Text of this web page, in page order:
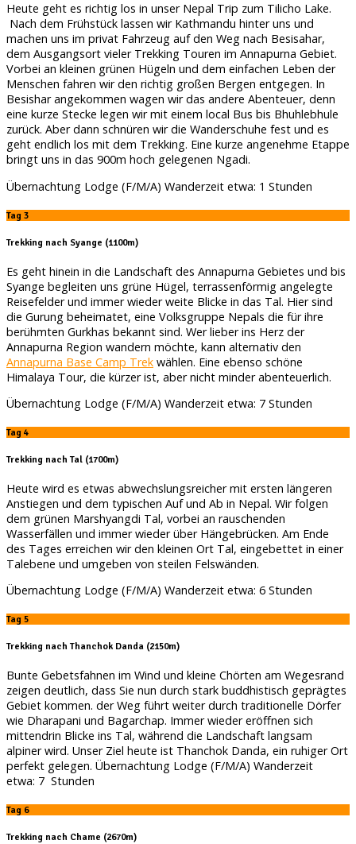
Heute geht es richtig los in unser Nepal Trip zum Tilicho Lake.
Nach dem Frühstück lassen wir Kathmandu hinter uns und
machen uns im privat Fahrzeug auf den Weg nach Besisahar,
dem Ausgangsort vieler Trekking Touren im Annapurna Gebiet.
Vorbei an kleinen grünen Hügeln und dem einfachen Leben der
Menschen fahren wir den richtig großen Bergen entgegen. In
Besishar angekommen wagen wir das andere Abenteuer, denn
eine kurze Stecke legen wir mit einem local Bus bis Bhuhlebhule
zurück. Aber dann schnüren wir die Wanderschuhe fest und es
geht endlich los mit dem Trekking. Eine kurze angenehme Etappe
bringt uns in das 900m hoch gelegenen Ngadi.
Übernachtung Lodge (F/M/A) Wanderzeit etwa: 1 Stunden
Tag 3
Trekking nach Syange (1100m)
Es geht hinein in die Landschaft des Annapurna Gebietes und bis
Syange begleiten uns grüne Hügel, terrassenförmig angelegte
Reisefelder und immer wieder weite Blicke in das Tal. Hier sind
die Gurung beheimatet, eine Volksgruppe Nepals die für ihre
berühmten Gurkhas bekannt sind. Wer lieber ins Herz der
Annapurna Region wandern möchte, kann alternativ den
Annapurna Base Camp Trek wählen. Eine ebenso schöne
Himalaya Tour, die kürzer ist, aber nicht minder abenteuerlich.
Übernachtung Lodge (F/M/A) Wanderzeit etwa: 7 Stunden
Tag 4
Trekking nach Tal (1700m)
Heute wird es etwas abwechslungsreicher mit ersten längeren
Anstiegen und dem typischen Auf und Ab in Nepal. Wir folgen
dem grünen Marshyangdi Tal, vorbei an rauschenden
Wasserfällen und immer wieder über Hängebrücken. Am Ende
des Tages erreichen wir den kleinen Ort Tal, eingebettet in einer
Talebene und umgeben von steilen Felswänden.
Übernachtung Lodge (F/M/A) Wanderzeit etwa: 6 Stunden
Tag 5
Trekking nach Thanchok Danda (2150m)
Bunte Gebetsfahnen im Wind und kleine Chörten am Wegesrand
zeigen deutlich, dass Sie nun durch stark buddhistisch geprägtes
Gebiet kommen. der Weg führt weiter durch traditionelle Dörfer
wie Dharapani und Bagarchap. Immer wieder eröffnen sich
mittendrin Blicke ins Tal, während die Landschaft langsam
alpiner wird. Unser Ziel heute ist Thanchok Danda, ein ruhiger Ort
perfekt gelegen. Übernachtung Lodge (F/M/A) Wanderzeit
etwa: 7 Stunden
Tag 6
Trekking nach Chame (2670m)